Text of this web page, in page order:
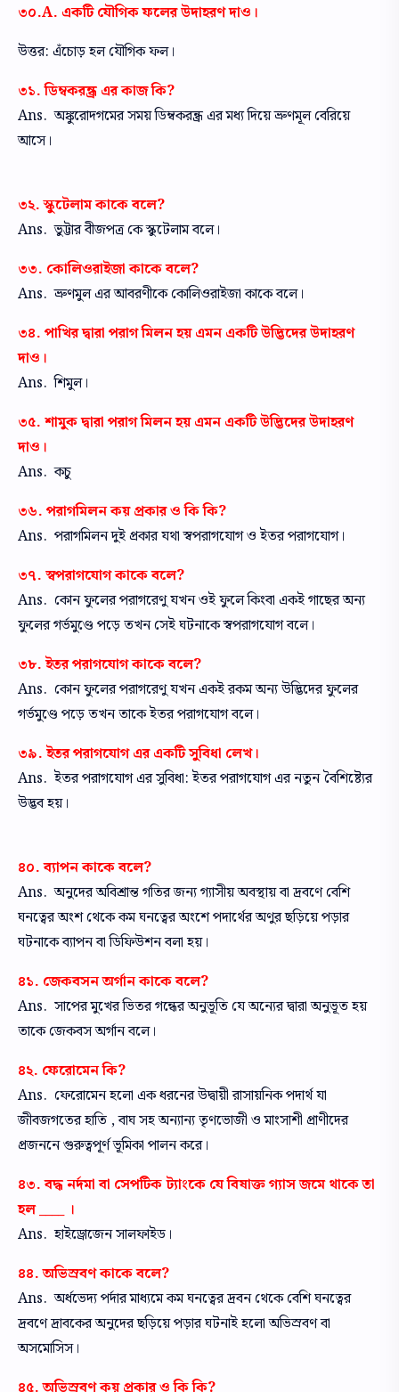
৩০.A. একটি যৌগিক ফলের উদাহরণ দাও।
উত্তর: এঁচোড় হল যৌগিক ফল।
৩১. ডিম্বকরন্ধ্র এর কাজ কি?
Ans. অঙ্কুরোদগমের সময় ডিম্বকরন্ধ্র এর মধ্য দিয়ে ভ্রুণমূল বেরিয়ে
আসে।
৩২. স্কুটেলাম কাকে বলে?
Ans. ভুট্টার বীজপত্র কে স্কুটেলাম বলে।
৩৩. কোলিওরাইজা কাকে বলে?
Ans. ভ্রুণমুল এর আবরণীকে কোলিওরাইজা কাকে বলে।
৩৪. পাখির দ্বারা পরাগ মিলন হয় এমন একটি উদ্ভিদের উদাহরণ
দাও।
Ans. শিমুল।
৩৫. শামুক দ্বারা পরাগ মিলন হয় এমন একটি উদ্ভিদের উদাহরণ
দাও।
Ans. কচু
৩৬. পরাগমিলন কয় প্রকার ও কি কি?
Ans. পরাগমিলন দুই প্রকার যথা স্বপরাগযোগ ও ইতর পরাগযোগ।
৩৭. স্বপরাগযোগ কাকে বলে?
Ans. কোন ফুলের পরাগরেণু যখন ওই ফুলে কিংবা একই গাছের অন্য
ফুলের গর্ভমুণ্ডে পড়ে তখন সেই ঘটনাকে স্বপরাগযোগ বলে।
৩৮. ইতর পরাগযোগ কাকে বলে?
Ans. কোন ফুলের পরাগরেণু যখন একই রকম অন্য উদ্ভিদের ফুলের
গর্ভমুণ্ডে পড়ে তখন তাকে ইতর পরাগযোগ বলে।
৩৯. ইতর পরাগযোগ এর একটি সুবিধা লেখ।
Ans. ইতর পরাগযোগ এর সুবিধা: ইতর পরাগযোগ এর নতুন বৈশিষ্ট্যের
উদ্ভব হয়।
৪০. ব্যাপন কাকে বলে?
Ans. অনুদের অবিশ্রান্ত গতির জন্য গ্যাসীয় অবস্থায় বা দ্রবণে বেশি
ঘনত্বের অংশ থেকে কম ঘনত্বের অংশে পদার্থের অণুর ছড়িয়ে পড়ার
ঘটনাকে ব্যাপন বা ডিফিউশন বলা হয়।
৪১. জেকবসন অর্গান কাকে বলে?
Ans. সাপের মুখের ভিতর গন্ধের অনুভূতি যে অন্যের দ্বারা অনুভূত হয়
তাকে জেকবস অর্গান বলে।
৪২. ফেরোমেন কি?
Ans. ফেরোমেন হলো এক ধরনের উদ্বায়ী রাসায়নিক পদার্থ যা
জীবজগতের হাতি , বাঘ সহ অন্যান্য তৃণভোজী ও মাংসাশী প্রাণীদের
প্রজননে গুরুত্বপূর্ণ ভূমিকা পালন করে।
৪৩. বদ্ধ নর্দমা বা সেপটিক ট্যাংকে যে বিষাক্ত গ্যাস জমে থাকে তা
হল ____ ।
Ans. হাইড্রোজেন সালফাইড।
৪৪. অভিস্রবণ কাকে বলে?
Ans. অর্ধভেদ্য পর্দার মাধ্যমে কম ঘনত্বের দ্রবন থেকে বেশি ঘনত্বের
দ্রবণে দ্রাবকের অনুদের ছড়িয়ে পড়ার ঘটনাই হলো অভিস্রবণ বা
অসমোসিস।